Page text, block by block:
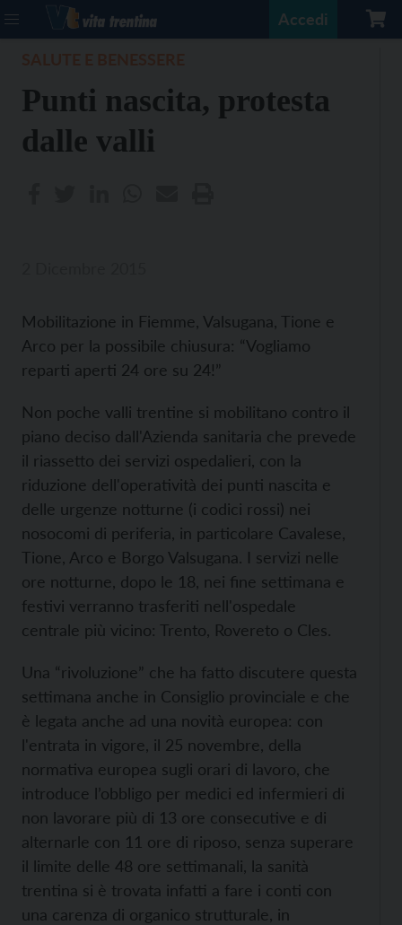
Accedi
Punti nascita, protesta
dalle valli
Mobilitazione in Fiemme, Valsugana, Tione e
Arco per la possibile chiusura: “Vogliamo
reparti aperti 24 ore su 24!”
Non poche valli trentine si mobilitano contro il
piano deciso dall'Azienda sanitaria che prevede
il riassetto dei servizi ospedalieri, con la
riduzione dell'operatività dei punti nascita e
delle urgenze notturne (i codici rossi) nei
nosocomi di periferia, in particolare Cavalese,
Tione, Arco e Borgo Valsugana. I servizi nelle
ore notturne, dopo le 18, nei fine settimana e
festivi verranno trasferiti nell'ospedale
centrale più vicino: Trento, Rovereto o Cles.
Una “rivoluzione” che ha fatto discutere questa
settimana anche in Consiglio provinciale e che
è legata anche ad una novità europea: con
l'entrata in vigore, il 25 novembre, della
normativa europea sugli orari di lavoro, che
introduce l’obbligo per medici ed infermieri di
non lavorare più di 13 ore consecutive e di
alternarle con 11 ore di riposo, senza superare
il limite delle 48 ore settimanali, la sanità
trentina si è trovata infatti a fare i conti con
una carenza di organico strutturale, in